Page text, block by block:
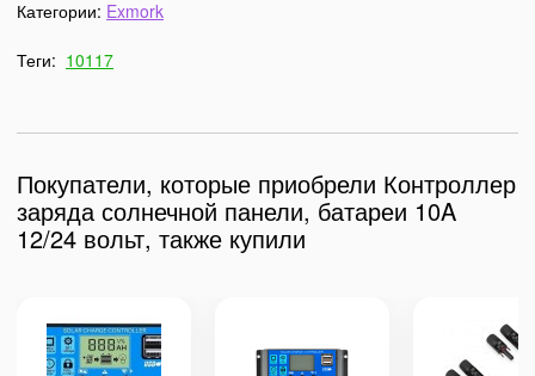
Категории: Exmork
Теги: 10117
Покупатели, которые приобрели Контроллер
заряда солнечной панели, батареи 10A
12/24 вольт, также купили